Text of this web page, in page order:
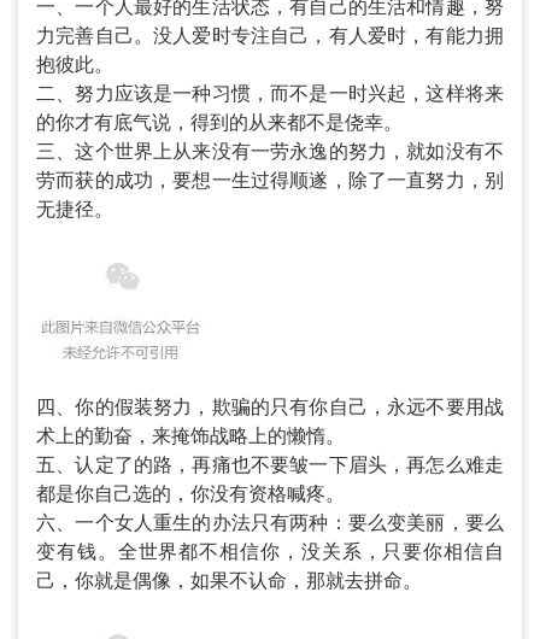
一、一个人最好的生活状态，有自己的生活和情趣，努
力完善自己。没人爱时专注自己，有人爱时，有能力拥
抱彼此。
二、努力应该是一种习惯，而不是一时兴起，这样将来
的你才有底气说，得到的从来都不是侥幸。
三、这个世界上从来没有一劳永逸的努力，就如没有不
劳而获的成功，要想一生过得顺遂，除了一直努力，别
无捷径。
四、你的假装努力，欺骗的只有你自己，永远不要用战
术上的勤奋，来掩饰战略上的懒惰。
五、认定了的路，再痛也不要皱一下眉头，再怎么难走
都是你自己选的，你没有资格喊疼。
六、一个女人重生的办法只有两种：要么变美丽，要么
变有钱。全世界都不相信你，没关系，只要你相信自
己，你就是偶像，如果不认命，那就去拼命。